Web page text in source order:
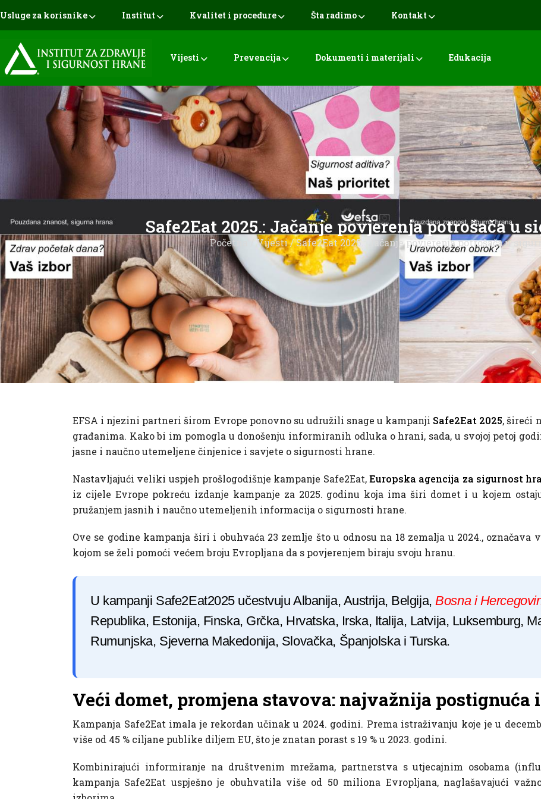
Usluge za korisnike Institut Kvalitet i procedure Šta radimo Kontakt
Vijesti Prevencija Dokumenti i materijali Edukacija
Safe2Eat 2025.: Jačanje povjerenja potrošača u
Početna Vijesti/ Safe2Eat 2025.: Jačanje povjerenja potrošača u
EFSA i njezini partneri širom Evrope ponovno su udružili snage u kampanji Safe2Eat 2025, šireći
građanima. Kako bi im pomogla u donošenju informiranih odluka o hrani, sada, u svojoj petoj
jasne i naučno utemeljene činjenice i savjete o sigurnosti hrane.
Nastavljajući veliki uspjeh prošlogodišnje kampanje Safe2Eat,Europska agencija za sigurnost
iz cijele Evrope pokreću izdanje kampanje za 2025. godinu koja ima širi domet i u kojem
pružanjem jasnih i naučno utemeljenih informacija o sigurnosti hrane.
Ove se godine kampanja širi i obuhvaća 23 zemlje što u odnosu na 18 zemalja u 2024.,
kojom se želi pomoći većem broju Evropljana da s povjerenjem biraju svoju hranu.
U kampanji Safe2Eat2025 učestvuju Albanija, Austrija, Belgija,Bosna i
Republika, Estonija, Finska, Grčka, Hrvatska, Irska, Italija, Latvija, Luksemburg,
Rumunjska, Sjeverna Makedonija, Slovačka, Španjolska i Turska.
Veći domet, promjena stavova: najvažnija postignuća
Kampanja Safe2Eat imala je rekordan učinak u 2024. godini. Prema istraživanju koje je u
više od 45 % ciljane publike diljem EU, što je znatan porast s 19 % u 2023. godini.
Kombinirajući informiranje na društvenim mrežama, partnerstva s utjecajnim osobama
kampanja Safe2Eat uspješno je obuhvatila više od 50 miliona Evropljana, naglašavajući